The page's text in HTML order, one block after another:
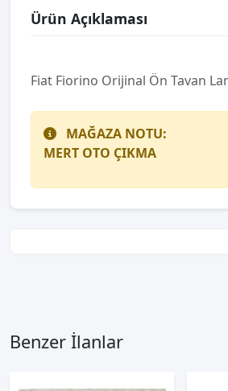
Ürün Açıklaması
Fiat Fiorino Orijinal Ön Tavan
MAĞAZA NOTU:
MERT OTO ÇIKMA
Benzer İlanlar